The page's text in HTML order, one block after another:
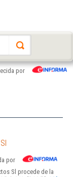
por
por
Sl procede de la